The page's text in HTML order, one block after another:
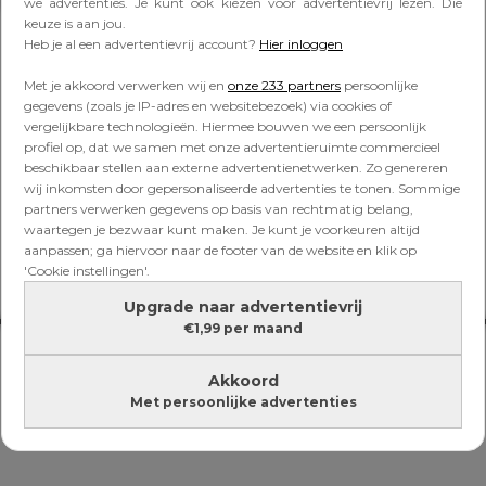
keuze is aan jou.
Heb je al een advertentievrij account? Hier inloggen
Met je akkoord verwerken wij en onze 233 partners persoonlijke
gegevens (zoals je IP-adres en websitebezoek) via cookies of
vergelijkbare technologieën. Hiermee bouwen we een persoonlijk
profiel op, dat we samen met onze advertentieruimte commercieel
beschikbaar stellen aan externe advertentienetwerken. Zo genereren
wij inkomsten door gepersonaliseerde advertenties te tonen. Sommige
partners verwerken gegevens op basis van rechtmatig belang,
waartegen je bezwaar kunt maken. Je kunt je voorkeuren altijd
aanpassen; ga hiervoor naar de footer van de website en klik op
'Cookie instellingen'.
Upgrade naar advertentievrij
€1,99 per maand
Akkoord
Met persoonlijke advertenties